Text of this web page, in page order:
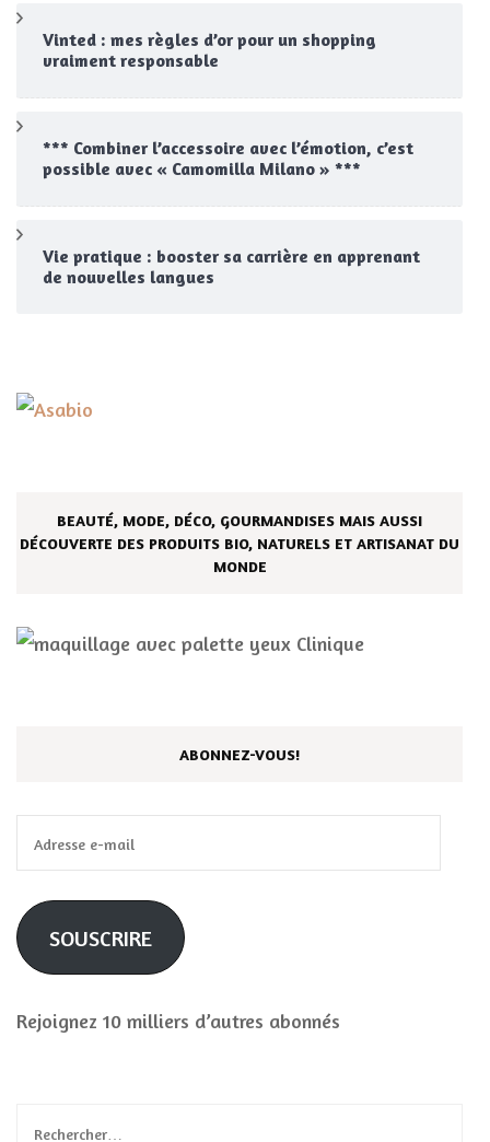
Vinted : mes règles d’or pour un shopping
vraiment responsable
*** Combiner l’accessoire avec l’émotion, c’est
possible avec « Camomilla Milano » ***
Vie pratique : booster sa carrière en apprenant
de nouvelles langues
BEAUTÉ, MODE, DÉCO, GOURMANDISES MAIS AUSSI
DÉCOUVERTE DES PRODUITS BIO, NATURELS ET ARTISANAT DU
MONDE
ABONNEZ-VOUS!
e-
mail
SOUSCRIRE
Rejoignez 10 milliers d’autres abonnés
Rechercher :